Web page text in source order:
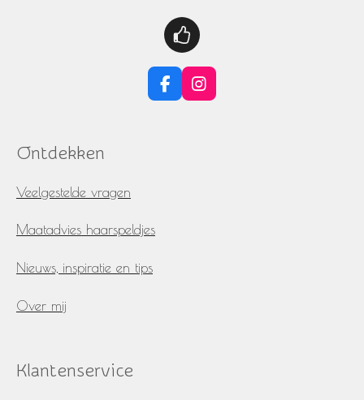
F
a
I
n
Ontdekken
Veelgestelde vragen
Maatadvies haarspeldjes
Nieuws, inspiratie en tips
Over mij
Klantenservice